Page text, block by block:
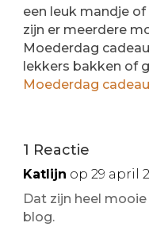
een leuk mandje
zijn er meerdere
Moederdag
lekkers bakken of
Moederdag cadeau
1 Reactie
Katlijn op 29 april
Dat zijn heel
blog.